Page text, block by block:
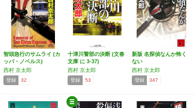
智頭急行のサムライ (カ
ッパ・ノベルス)
西村 京太郎
登録 32
十津川警部の決断 (文春
文庫 に 3-37)
西村 京太郎
登録 53
新版 名探偵なんか怖く
ない
西村 京太郎
登録 347